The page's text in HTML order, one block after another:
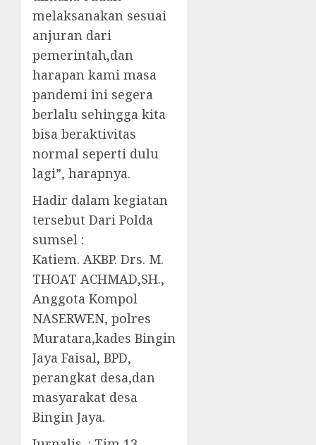
melaksanakan sesuai
anjuran dari
pemerintah,dan
harapan kami masa
pandemi ini segera
berlalu sehingga kita
bisa beraktivitas
normal seperti dulu
lagi”, harapnya.
Hadir dalam kegiatan
tersebut Dari Polda
sumsel :
Katiem. AKBP. Drs. M.
THOAT ACHMAD,SH.,
Anggota Kompol
NASERWEN, polres
Muratara,kades Bingin
Jaya Faisal, BPD,
perangkat desa,dan
masyarakat desa
Bingin Jaya.